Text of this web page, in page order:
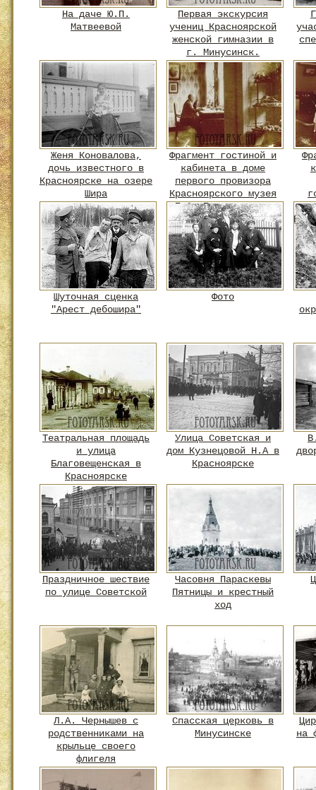
На даче Ю.П.
Матвеевой
Первая экскурсия
учениц Красноярской
женской гимназии в
г. Минусинск.
Женя Коновалова,
дочь известного в
Красноярске на озере
Шира
Фрагмент гостиной и
кабинета в доме
первого провизора
Красноярского музея
П.С. Проскурякова
Шуточная сценка
"Арест дебошира"
Фото
Театральная площадь
и улица
Благовещенская в
Красноярске
Улица Советская и
дом Кузнецовой Н.А в
Красноярске
Праздничное шествие
по улице Советской
Часовня Параскевы
Пятницы и крестный
ход
Л.А. Чернышев с
родственниками на
крыльце своего
флигеля
Спасская церковь в
Минусинске
на